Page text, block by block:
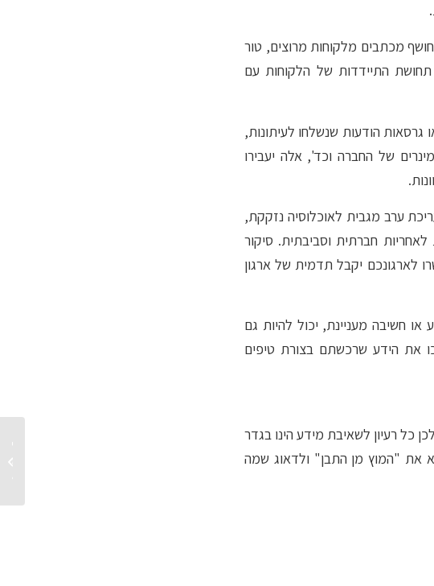
מכתבים מלקוחות מרוצים, טור
תחושת התיידדות של הלקוחות עם
הודעות שנשלחו לעיתונות,
של החברה וכד', אלה יעבירו
ערב מגבית לאוכלוסיה נזקקת,
חברתית וסביבתית. סיקור
לארגונכם יקבל תדמית של ארגון
חשיבה מעניינת, יכול להיות גם
את הידע שרכשתם בצורת טיפים
כל רעיון לשאיבת מידע הינו בגדר
את "המוץ מן התבן" ולדאוג שמה